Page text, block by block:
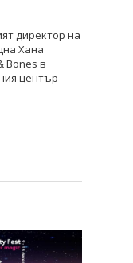
директор на
Хана
Bones в
център